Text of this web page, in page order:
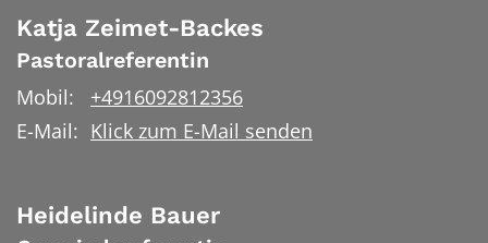
Katja Zeimet-Backes
Pastoralreferentin
Mobil:
+4916092812356
E-Mail: Klick zum E-Mail senden
Heidelinde Bauer